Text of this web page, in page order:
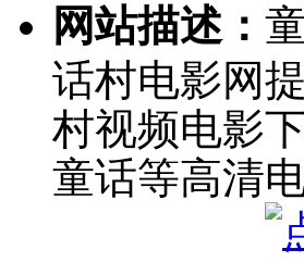
网站描述：
话村电影网
村视频电影
童话等高清